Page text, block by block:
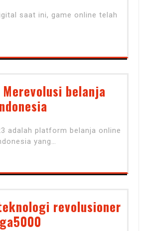
saat ini, game online telah
belanja
adalah platform belanja online
yang…
revolusioner